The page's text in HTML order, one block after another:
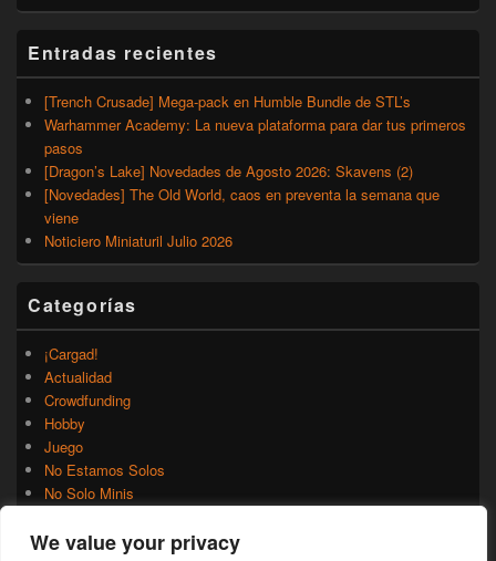
We value your privacy
Entradas recientes
[Trench Crusade] Mega-pack en Humble Bundle de STL’s
Warhammer Academy: La nueva plataforma para dar tus primeros
pasos
[Dragon’s Lake] Novedades de Agosto 2026: Skavens (2)
[Novedades] The Old World, caos en preventa la semana que
viene
Noticiero Miniaturil Julio 2026
Categorías
¡Cargad!
Actualidad
Crowdfunding
Hobby
Juego
No Estamos Solos
No Solo Minis
Rumores